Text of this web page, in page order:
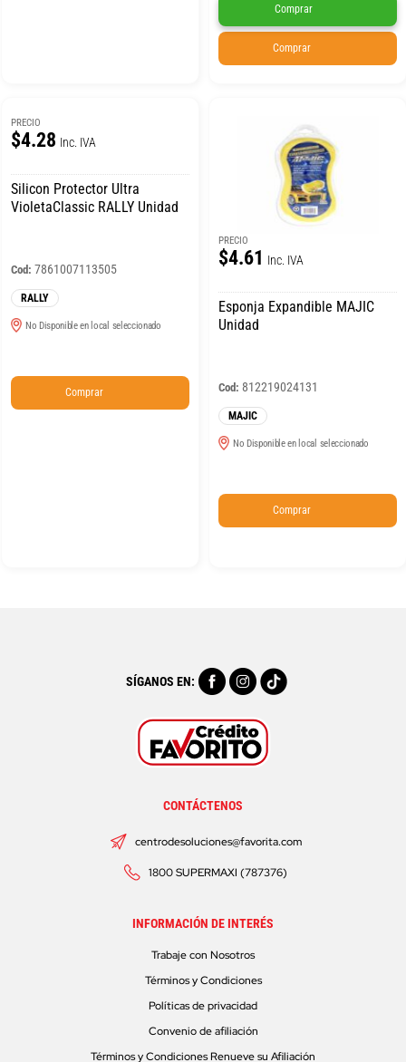
Comprar
Comprar
PRECIO
$4.28 Inc. IVA
Silicon Protector Ultra
VioletaClassic RALLY Unidad
Cod: 7861007113505
RALLY
No Disponible en local seleccionado
Comprar
PRECIO
$4.61 Inc. IVA
Esponja Expandible MAJIC
Unidad
Cod: 812219024131
MAJIC
No Disponible en local seleccionado
Comprar
SÍGANOS EN:
CONTÁCTENOS
centrodesoluciones@favorita.com
1800 SUPERMAXI (787376)
INFORMACIÓN DE INTERÉS
Trabaje con Nosotros
Términos y Condiciones
Políticas de privacidad
Convenio de afiliación
Términos y Condiciones Renueve su Afiliación